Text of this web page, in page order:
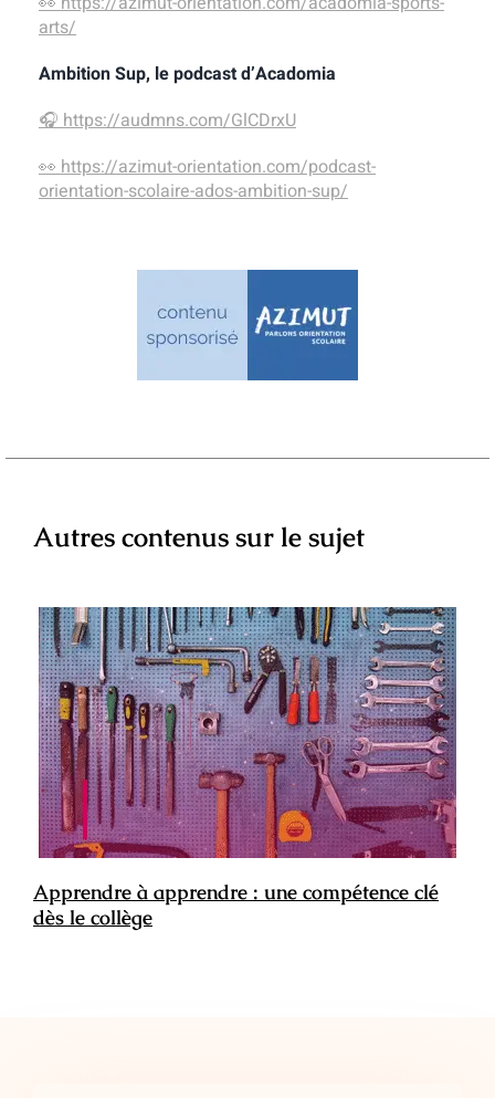
arts/
Ambition Sup, le podcast d’Acadomia
🎧https://audmns.com/GlCDrxU
👀https://azimut-orientation.com/podcast-
orientation-scolaire-ados-ambition-sup/
Autres contenus sur le sujet
Apprendre à apprendre : une compétence clé
dès le collège